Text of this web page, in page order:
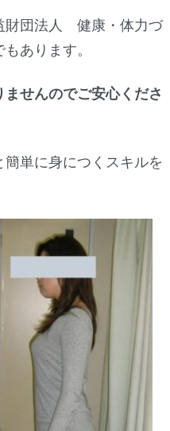
財団法人 健康・体力づ
あります。
せんのでご安心くださ
単に身につくスキルを